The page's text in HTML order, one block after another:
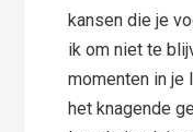
kansen die je
ik om niet te
momenten in je
het knagende